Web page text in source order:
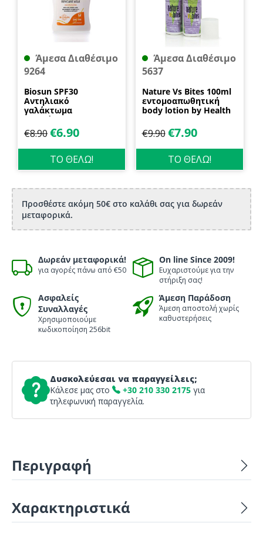
Άμεσα Διαθέσιμο
9264
Biosun SPF30
Αντηλιακό
γαλάκτωμα
προσώπου και
σώματος 70ml
Biosanto
€8.90€6.90
ΤΟ ΘΕΛΩ!
Άμεσα Διαθέσιμο
5637
Nature Vs Bites 100ml
εντομοαπωθητική
body lotion by Health
€9.90 €7.90
ΤΟ ΘΕΛΩ!
Προσθέστε ακόμη 50€ στο καλάθι σας για δωρεάν
μεταφορικά.
Δωρεάν μεταφορικά!
για αγορές πάνω από €50
On line Since 2009!
Ευχαριστούμε για την
στήριξη σας!
Ασφαλείς
Συναλλαγές
Χρησιμοποιούμε
κωδικοποίηση 256bit
Άμεση Παράδοση
Άμεση αποστολή χωρίς
καθυστερήσεις
Δυσκολεύεσαι να παραγγείλεις;
Κάλεσε μας στο
+30 210 330 2175 για
τηλεφωνική παραγγελία.
Περιγραφή
Χαρακτηριστικά